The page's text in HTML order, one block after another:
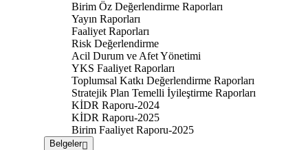
Birim Öz Değerlendirme Raporları
Yayın Raporları
Faaliyet Raporları
Risk Değerlendirme
Acil Durum ve Afet Yönetimi
YKS Faaliyet Raporları
Toplumsal Katkı Değerlendirme Raporları
Stratejik Plan Temelli İyileştirme Raporları
KİDR Raporu-2024
KİDR Raporu-2025
Birim Faaliyet Raporu-2025
Belgeler